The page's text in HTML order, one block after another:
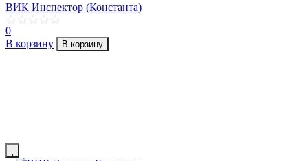
ВИК Инспектор (Константа)
0
В корзину
В корзину